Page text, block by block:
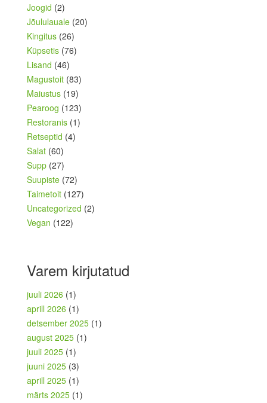
Joogid (2)
Jõululauale (20)
Kingitus (26)
Küpsetis (76)
Lisand (46)
Magustoit (83)
Maiustus (19)
Pearoog (123)
Restoranis (1)
Retseptid (4)
Salat (60)
Supp (27)
Suupiste (72)
Taimetoit (127)
Uncategorized (2)
Vegan (122)
Varem kirjutatud
juuli 2026 (1)
aprill 2026 (1)
detsember 2025 (1)
august 2025 (1)
juuli 2025 (1)
juuni 2025 (3)
aprill 2025 (1)
märts 2025 (1)